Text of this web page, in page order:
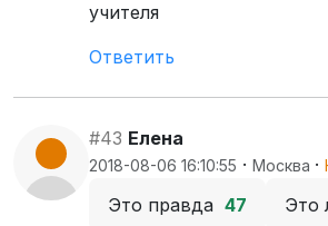
учителя
Ответить
#43 Елена
2018-08-06 16:10:55 · Москва ·
Это правда 47 Это